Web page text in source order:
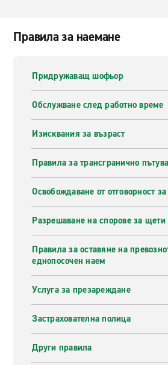
Правила за наемане
Придружаващ шофьор
Обслужване след работно време
Изисквания за възраст
Правила за трансгранично
Освобождаване от отговорност
Разрешаване на спорове за щети
Правила за оставяне на
еднопосочен наем
Услуга за презареждане
Застрахователна полица
Други правила